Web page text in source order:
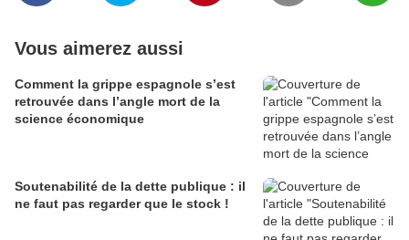
Vous aimerez aussi
Comment la grippe espagnole s’est
retrouvée dans l’angle mort de la
science économique
Soutenabilité de la dette publique : il
ne faut pas regarder que le stock !